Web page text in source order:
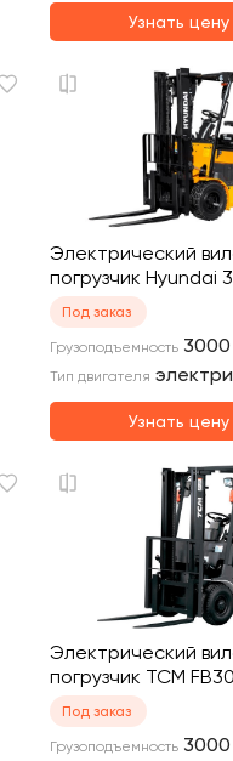
Узнать цену
Электрический
погрузчик Hyundai
Под заказ
Грузоподъемность 3000
Тип двигателя
Узнать цену
Электрический
погрузчик TCM
Под заказ
Грузоподъемность 3000